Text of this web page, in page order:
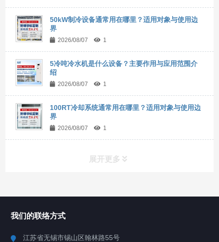
50kW制冷设备通常用在哪里？适用对象与使用边
界
2026/08/07 1
5冷吨冷水机是什么设备？主要作用与应用范围介
绍
2026/08/07 1
100RT冷却系统通常用在哪里？适用对象与使用边
界
2026/08/07 1
展开更多
我们的联络方式
江苏省无锡市锡山区翰林路55号